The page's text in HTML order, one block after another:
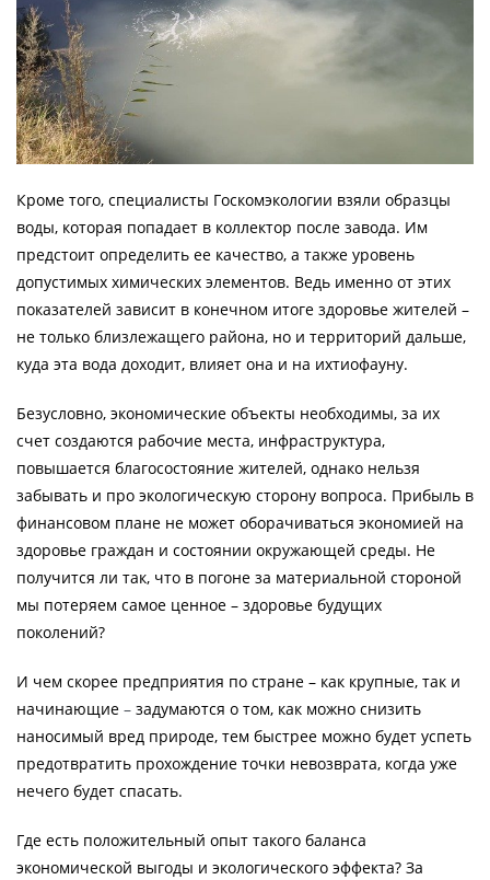
Кроме того, специалисты Госкомэкологии взяли образцы
воды, которая попадает в коллектор после завода. Им
предстоит определить ее качество, а также уровень
допустимых химических элементов. Ведь именно от этих
показателей зависит в конечном итоге здоровье жителей –
не только близлежащего района, но и территорий дальше,
куда эта вода доходит, влияет она и на ихтиофауну.
Безусловно, экономические объекты необходимы, за их
счет создаются рабочие места, инфраструктура,
повышается благосостояние жителей, однако нельзя
забывать и про экологическую сторону вопроса. Прибыль в
финансовом плане не может оборачиваться экономией на
здоровье граждан и состоянии окружающей среды. Не
получится ли так, что в погоне за материальной стороной
мы потеряем самое ценное – здоровье будущих
поколений?
И чем скорее предприятия по стране – как крупные, так и
начинающие – задумаются о том, как можно снизить
наносимый вред природе, тем быстрее можно будет успеть
предотвратить прохождение точки невозврата, когда уже
нечего будет спасать.
Где есть положительный опыт такого баланса
экономической выгоды и экологического эффекта? За